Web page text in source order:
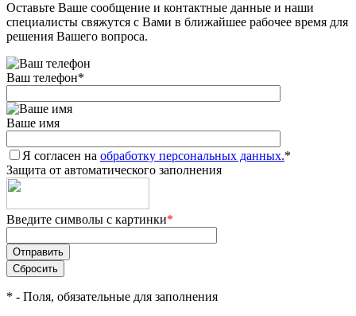
Оставьте Ваше сообщение и контактные данные и наши
специалисты свяжутся с Вами в ближайшее рабочее время для
решения Вашего вопроса.
Ваш телефон*
Ваше имя
Я согласен на обработку персональных данных.*
Защита от автоматического заполнения
Введите символы с картинки*
* - Поля, обязательные для заполнения